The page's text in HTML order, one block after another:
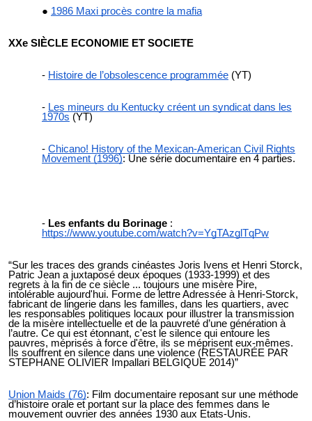
1986 Maxi procès contre la mafia
XXe SIÈCLE ECONOMIE ET SOCIETE
Histoire de l’obsolescence programmée (YT)
Les mineurs du Kentucky créent un syndicat dans les
1970s (YT)
Chicano! History of the Mexican-American Civil Rights
Movement (1996): Une série documentaire en 4 parties.
Les enfants du Borinage :
https://www.youtube.com/watch?v=YgTAzglTqPw
“Sur les traces des grands cinéastes Joris Ivens et Henri Storck,
Patric Jean a juxtaposé deux époques (1933-1999) et des
regrets à la fin de ce siècle ... toujours une misère Pire,
intolérable aujourd'hui. Forme de lettre Adressée à Henri-Storck,
fabricant de lingerie dans les familles, dans les quartiers, avec
les responsables politiques locaux pour illustrer la transmission
de la misère intellectuelle et de la pauvreté d’une génération à
l’autre. Ce qui est étonnant, c'est le silence qui entoure les
pauvres, méprisés à force d'être, ils se méprisent eux-mêmes.
Ils souffrent en silence dans une violence (RESTAURÉE PAR
STEPHANE OLIVIER Impallari BELGIQUE 2014)”
Union Maids (76): Film documentaire reposant sur une méthode
d’histoire orale et portant sur la place des femmes dans le
mouvement ouvrier des années 1930 aux Etats-Unis.